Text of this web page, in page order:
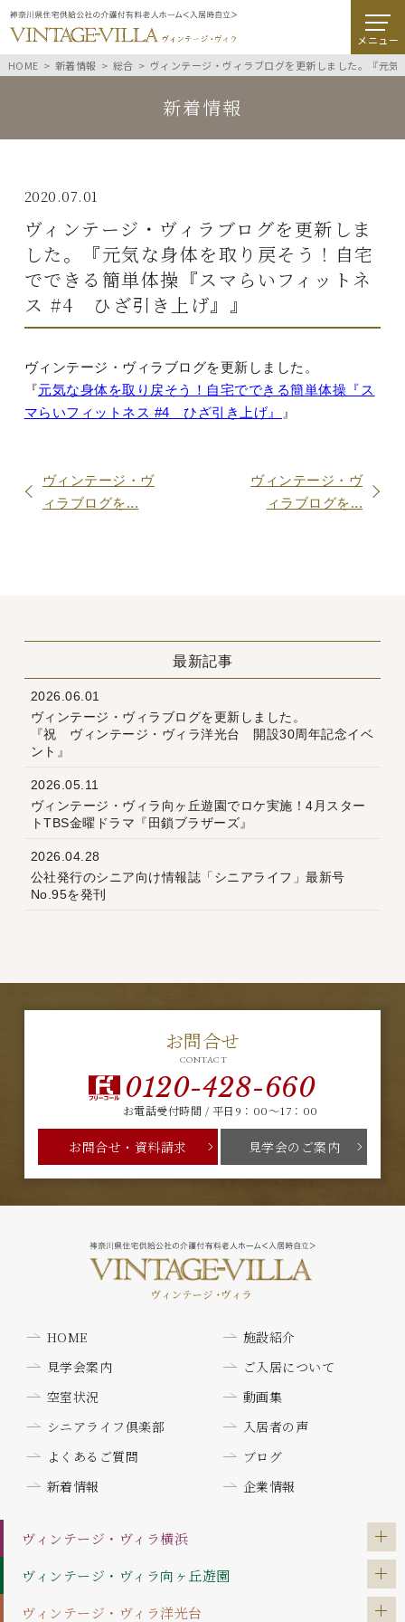
メニュー
HOME
新着情報 総合 ヴィンテージ・ヴィラブログを更新しました。『元
新着情報
2020.07.01
ヴィンテージ・ヴィラブログを更新しま
した。『元気な身体を取り戻そう！自宅
でできる簡単体操『スマらいフィットネ
ス #4 ひざ引き上げ』』
ヴィンテージ・ヴィラブログを更新しました。
『元気な身体を取り戻そう！自宅でできる簡単体操『ス
マらいフィットネス #4 ひざ引き上げ』
』
ヴィンテージ・ヴ
ィラブログを...
ヴィンテージ・ヴ
ィラブログを...
最新記事
2026.06.01
ヴィンテージ・ヴィラブログを更新しました。
『祝 ヴィンテージ・ヴィラ洋光台 開設30周年記念イベ
ント』
2026.05.11
ヴィンテージ・ヴィラ向ヶ丘遊園でロケ実施！4月スター
トTBS金曜ドラマ『田鎖ブラザーズ』
2026.04.28
公社発行のシニア向け情報誌「シニアライフ」最新号
No.95を発刊
お問合せ
CONTACT
0120-428-660
お電話受付時間 / 平日9：00～17：00
お問合せ・資料請求 見学会のご案内
HOME
施設紹介
見学会案内
ご入居について
空室状況
動画集
シニアライフ倶楽部
入居者の声
よくあるご質問
ブログ
新着情報
企業情報
ヴィンテージ・ヴィラ横浜
ヴィンテージ・ヴィラ向ヶ丘遊園
ヴィンテージ・ヴィラ洋光台